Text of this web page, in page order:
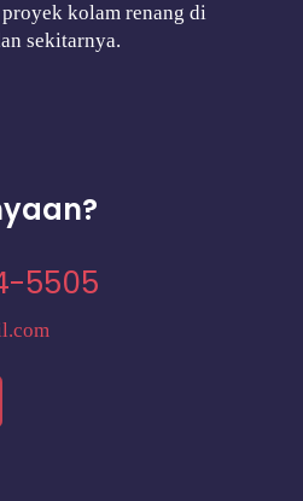
kolam renang di
sekitarnya.
5505